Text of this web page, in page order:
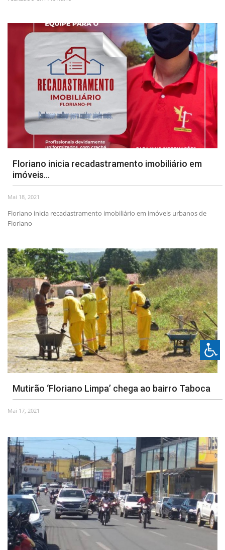
Floriano inicia recadastramento imobiliário em
imóveis...
Mai 18, 2021
Floriano inicia recadastramento imobiliário em imóveis urbanos de
Floriano
Mutirão ‘Floriano Limpa’ chega ao bairro Taboca
Mai 17, 2021